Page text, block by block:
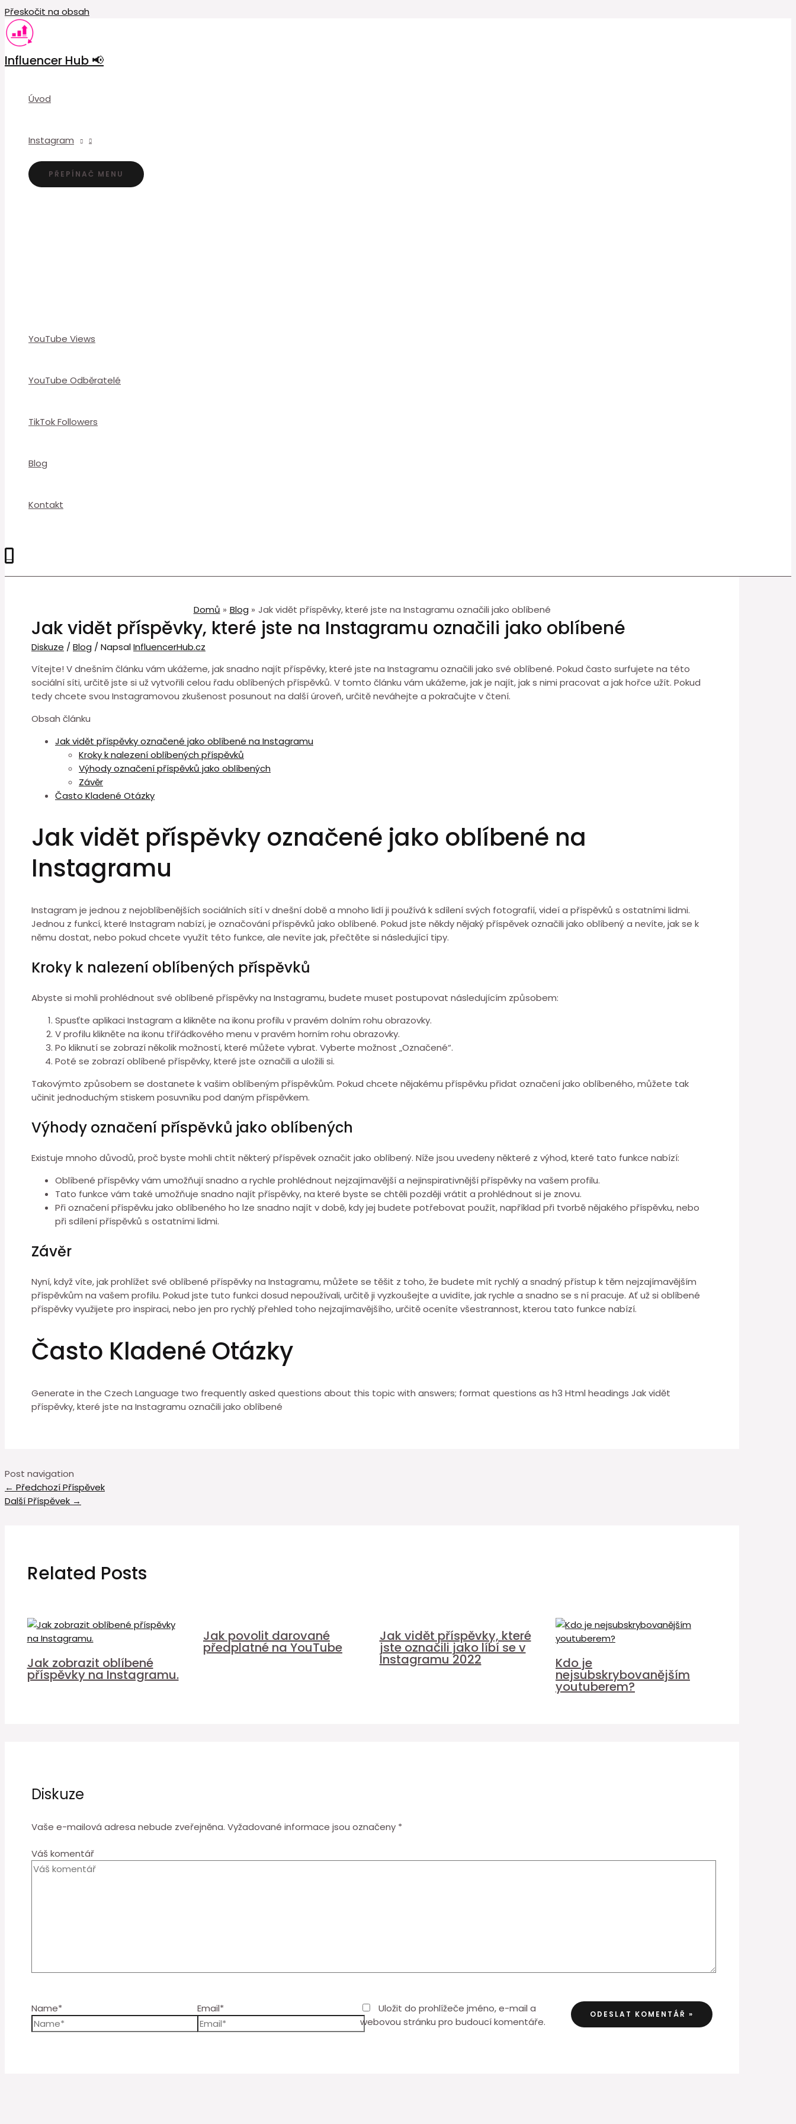
Přeskočit na obsah
Influencer Hub 📢
Úvod
Instagram
PŘEPÍNAČ MENU
YouTube Views
YouTube Odběratelé
TikTok Followers
Blog
Kontakt
Domů Blog Jak vidět příspěvky, které jste na Instagramu označili jako oblíbené
Jak vidět příspěvky, které jste na Instagramu označili jako oblíbené
Diskuze / Blog / NapsalInfluencerHub.cz
Vítejte! V dnešním článku vám ukážeme, jak snadno najít příspěvky, které jste na Instagramu označili jako své oblíbené. Pokud často surfujete na této
sociální síti, určitě jste si už vytvořili celou řadu oblíbených příspěvků. V tomto článku vám ukážeme, jak je najít, jak s nimi pracovat a jak hořce užít. Pokud
tedy chcete svou Instagramovou zkušenost posunout na další úroveň, určitě neváhejte a pokračujte v čtení.
Obsah článku
Jak vidět příspěvky označené jako oblíbené na Instagramu
Kroky k nalezení oblíbených příspěvků
Výhody označení příspěvků jako oblíbených
Závěr
Často Kladené Otázky
Jak vidět příspěvky označené jako oblíbené na
Instagramu
Instagram je jednou z nejoblíbenějších sociálních sítí v dnešní době a mnoho lidí ji používá k sdílení svých fotografií, videí a příspěvků s ostatními lidmi.
Jednou z funkcí, které Instagram nabízí, je označování příspěvků jako oblíbené. Pokud jste někdy nějaký příspěvek označili jako oblíbený a nevíte, jak se k
němu dostat, nebo pokud chcete využít této funkce, ale nevíte jak, přečtěte si následující tipy.
Kroky k nalezení oblíbených příspěvků
Abyste si mohli prohlédnout své oblíbené příspěvky na Instagramu, budete muset postupovat následujícím způsobem:
Spusťte aplikaci Instagram a klikněte na ikonu profilu v pravém dolním rohu obrazovky.
V profilu klikněte na ikonu třířádkového menu v pravém horním rohu obrazovky.
Po kliknutí se zobrazí několik možností, které můžete vybrat. Vyberte možnost „Označené“.
Poté se zobrazí oblíbené příspěvky, které jste označili a uložili si.
Takovýmto způsobem se dostanete k vašim oblíbeným příspěvkům. Pokud chcete nějakému příspěvku přidat označení jako oblíbeného, můžete tak
učinit jednoduchým stiskem posuvníku pod daným příspěvkem.
Výhody označení příspěvků jako oblíbených
Existuje mnoho důvodů, proč byste mohli chtít některý příspěvek označit jako oblíbený. Níže jsou uvedeny některé z výhod, které tato funkce nabízí:
Oblíbené příspěvky vám umožňují snadno a rychle prohlédnout nejzajímavější a nejinspirativnější příspěvky na vašem profilu.
Tato funkce vám také umožňuje snadno najít příspěvky, na které byste se chtěli později vrátit a prohlédnout si je znovu.
Při označení příspěvku jako oblíbeného ho lze snadno najít v době, kdy jej budete potřebovat použít, například při tvorbě nějakého příspěvku, nebo
při sdílení příspěvků s ostatními lidmi.
Závěr
Nyní, když víte, jak prohlížet své oblíbené příspěvky na Instagramu, můžete se těšit z toho, že budete mít rychlý a snadný přístup k těm nejzajímavějším
příspěvkům na vašem profilu. Pokud jste tuto funkci dosud nepoužívali, určitě ji vyzkoušejte a uvidíte, jak rychle a snadno se s ní pracuje. Ať už si oblíbené
příspěvky využijete pro inspiraci, nebo jen pro rychlý přehled toho nejzajímavějšího, určitě oceníte všestrannost, kterou tato funkce nabízí.
Často Kladené Otázky
Generate in the Czech Language two frequently asked questions about this topic with answers; format questions as h3 Html headings Jak vidět
příspěvky, které jste na Instagramu označili jako oblíbené
Post navigation
← Předchozí Příspěvek
Další Příspěvek →
Related Posts
Jak zobrazit oblíbené
příspěvky na Instagramu.
Jak povolit darované
předplatné na YouTube
Jak vidět příspěvky, které
jste označili jako líbí se v
Instagramu 2022 Kdo je
nejsubskrybovanějším
youtuberem?
Diskuze
Vaše e-mailová adresa nebude zveřejněna. Vyžadované informace jsou označeny *
Váš komentář
Name* Email*
Uložit do prohlížeče jméno, e-mail a
webovou stránku pro budoucí komentáře.